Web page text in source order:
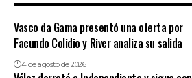
Vasco da Gama presentó una oferta por
Facundo Colidio y River analiza su salida
4 de agosto de 2026